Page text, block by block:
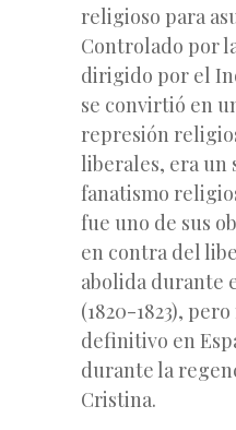
religioso para
Controlado por
dirigido por el
se convirtió en
represión
liberales, era un
fanatismo
fue uno de sus
en contra del
abolida durante
(1820-1823),
definitivo en
durante la
Cristina.